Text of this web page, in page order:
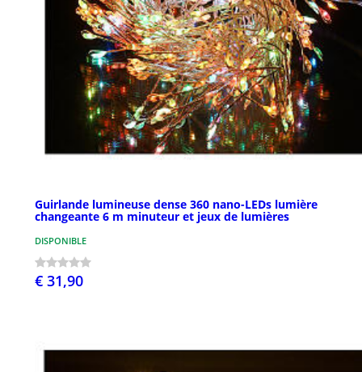
Guirlande lumineuse dense 360 nano-LEDs lumière
changeante 6 m minuteur et jeux de lumières
DISPONIBLE
€ 31,90